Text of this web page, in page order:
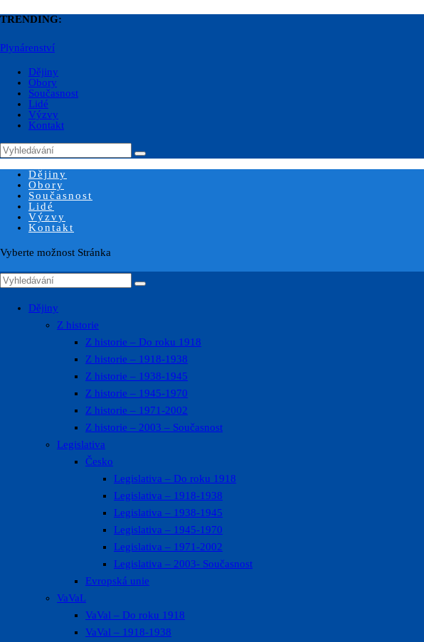
TRENDING:
Plynárenství
Dějiny
Obory
Současnost
Lidé
Výzvy
Kontakt
Dějiny
Obory
Současnost
Lidé
Výzvy
Kontakt
Vyberte možnost Stránka
Dějiny
Z historie
Z historie – Do roku 1918
Z historie – 1918-1938
Z historie – 1938-1945
Z historie – 1945-1970
Z historie – 1971-2002
Z historie – 2003 – Současnost
Legislativa
Česko
Legislativa – Do roku 1918
Legislativa – 1918-1938
Legislativa – 1938-1945
Legislativa – 1945-1970
Legislativa – 1971-2002
Legislativa – 2003- Současnost
Evropská unie
VaVaL
VaVal – Do roku 1918
VaVal – 1918-1938